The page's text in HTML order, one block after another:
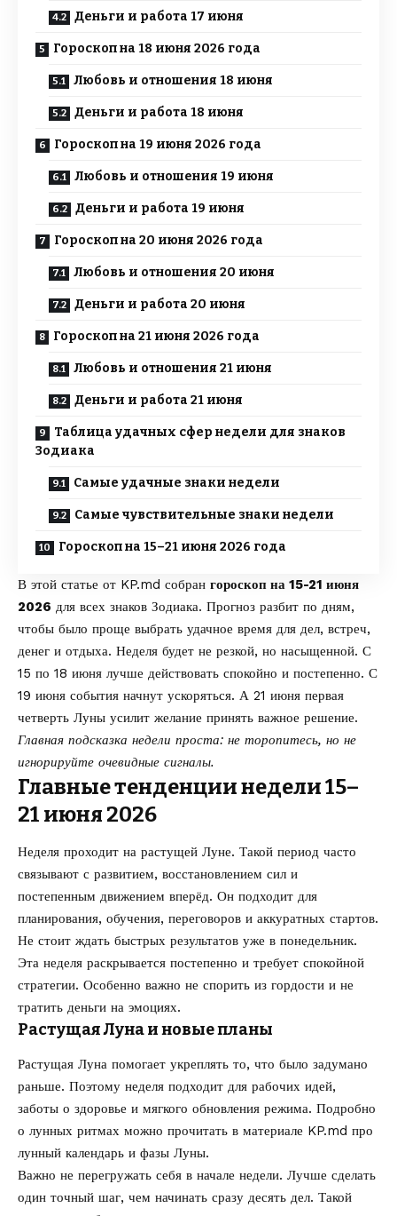
Деньги и работа 17 июня
Гороскоп на 18 июня 2026 года
Любовь и отношения 18 июня
Деньги и работа 18 июня
Гороскоп на 19 июня 2026 года
Любовь и отношения 19 июня
Деньги и работа 19 июня
Гороскоп на 20 июня 2026 года
Любовь и отношения 20 июня
Деньги и работа 20 июня
Гороскоп на 21 июня 2026 года
Любовь и отношения 21 июня
Деньги и работа 21 июня
Таблица удачных сфер недели для знаков
Зодиака
Самые удачные знаки недели
Самые чувствительные знаки недели
Гороскоп на 15–21 июня 2026 года
В этой статье от KP.md собран гороскоп на 15-21 июня
2026 для всех знаков Зодиака. Прогноз разбит по дням,
чтобы было проще выбрать удачное время для дел, встреч,
денег и отдыха. Неделя будет не резкой, но насыщенной. С
15 по 18 июня лучше действовать спокойно и постепенно. С
19 июня события начнут ускоряться. А 21 июня первая
четверть Луны усилит желание принять важное решение.
Главная подсказка недели проста: не торопитесь, но не
игнорируйте очевидные сигналы.
Главные тенденции недели 15–
21 июня 2026
Неделя проходит на растущей Луне. Такой период часто
связывают с развитием, восстановлением сил и
постепенным движением вперёд. Он подходит для
планирования, обучения, переговоров и аккуратных стартов.
Не стоит ждать быстрых результатов уже в понедельник.
Эта неделя раскрывается постепенно и требует спокойной
стратегии. Особенно важно не спорить из гордости и не
тратить деньги на эмоциях.
Растущая Луна и новые планы
Растущая Луна помогает укреплять то, что было задумано
раньше. Поэтому неделя подходит для рабочих идей,
заботы о здоровье и мягкого обновления режима. Подробно
о лунных ритмах можно прочитать в материале KP.md про
лунный календарь и фазы Луны.
Важно не перегружать себя в начале недели. Лучше сделать
один точный шаг, чем начинать сразу десять дел. Такой